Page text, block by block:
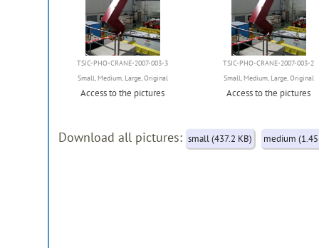
TSIC-PHO-CRANE-2007-003-3
Small, Medium, Large,Original
Access to the pictures
TSIC-PHO-CRANE-2007-003-2
Small, Medium, Large,Original
Access to the pictures
Download all pictures: small (437.2 KB) medium